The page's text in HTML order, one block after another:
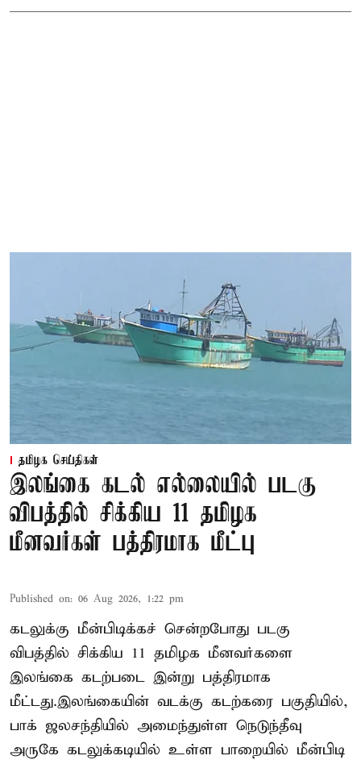
தமிழக செய்திகள்
இலங்கை கடல் எல்லையில் படகு
விபத்தில் சிக்கிய 11 தமிழக
மீனவர்கள் பத்திரமாக மீட்பு
Published on: 06 Aug 2026, 1:22 pm
கடலுக்கு மீன்பிடிக்கச் சென்றபோது படகு
விபத்தில் சிக்கிய 11 தமிழக மீனவர்களை
இலங்கை கடற்படை இன்று பத்திரமாக
மீட்டது.இலங்கையின் வடக்கு கடற்கரை பகுதியில்,
பாக் ஜலசந்தியில் அமைந்துள்ள நெடுந்தீவு
அருகே கடலுக்கடியில் உள்ள பாறையில் மீன்பிடி